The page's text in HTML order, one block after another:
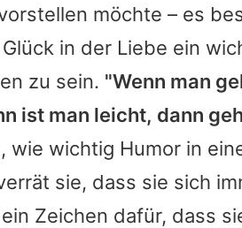
möchte – es
in der Liebe ein
zu sein. "Wenn man
ist man leicht, dann
wie wichtig Humor in
sie, dass sie sich
Zeichen dafür, dass